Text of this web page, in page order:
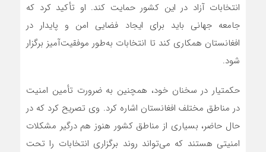
انتخابات آزاد در این کشور حمایت کند. او تأکید کرد که
جامعه جهانی باید برای ایجاد فضایی امن و پایدار در
افغانستان همکاری کند تا انتخابات به‌طور موفقیت‌آمیز برگزار
شود.
حکمتیار در سخنان خود، همچنین به ضرورت تأمین امنیت
در مناطق مختلف افغانستان اشاره کرد. وی تصریح کرد که در
حال حاضر، بسیاری از مناطق کشور هنوز هم درگیر مشکلات
امنیتی هستند که می‌تواند روند برگزاری انتخابات را تحت